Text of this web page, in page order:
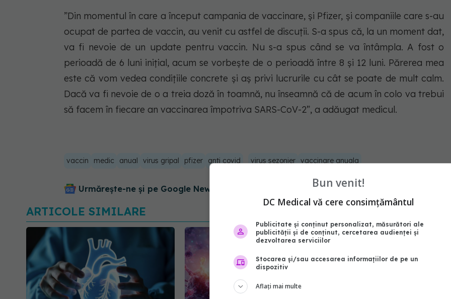
”Din momentul în care a început campania de vaccinare, și Pfizer, și companiile care s-au
ocupat de partea de vaccin, au venit cu astfel de discuții. S-a spus că, la un moment dat,
va fi nevoie de un update pentru vaccin. Nu s-a spus când se va întâmpla. A fost o
perioadă de 6 luni inițial, acum se vorbește de o perioadă între 8 și 12 luni. Părerea mea
este că vom vedea condițiile concrete și aș privi lucrurile cu cât se poate de mult calm.
Dacă va fi nevoie de o a treia doză în toamnă, nu înseamnă că de acum în colo va trebui
să facem în fiecare an vaccinarea împotriva SARS-CoV-2”, a adăugat medicul.
vaccin medic anual virus gripal pfizer anti covid virus sezonier vaccinare anuala
Urmărește-ne și pe Google News - abonează‑te!
ARTICOLE SIMILARE
Bun venit!
DC Medical vă cere consimțământul
Publicitate și conținut personalizat, măsurători ale
publicității și de conținut, cercetarea audienței și
dezvoltarea serviciilor
Stocarea și/sau accesarea informațiilor de pe un
dispozitiv
Aflați mai multe